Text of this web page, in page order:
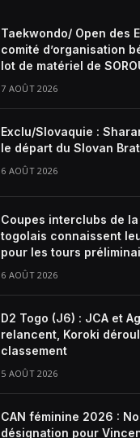
Taekwondo/ Open des
comité d’organisation
lot de matériel de
7 AOÛT 2026
Exclu/Slovaquie :
le départ du Slovan
6 AOÛT 2026
Coupes interclubs de la
togolais connaissent
pour les tours
6 AOÛT 2026
D2 Togo (J6) : JCA et
relancent, Koroki
classement
5 AOÛT 2026
CAN féminine 2026 :
désignation pour